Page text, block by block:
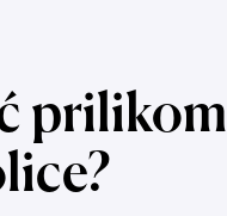
prilikom